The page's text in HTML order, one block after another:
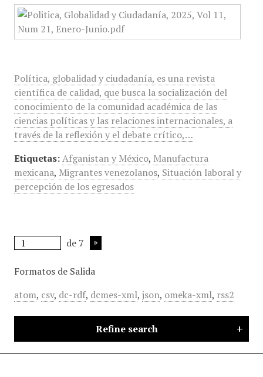
Política, globalidad y ciudadanía, es una revista
científica de calidad, que busca la socialización del
conocimiento de la comunidad académica de las
ciencias políticas y las relaciones internacionales, a
través de la reflexión y el debate crítico,…
Etiquetas: Afganistan y México, Manufactura
mexicana, Migrantes venezolanos, Situación laboral y
percepción de los egresados
de 7
Formatos de Salida
atom, csv, dc-rdf, dcmes-xml, json, omeka-xml, rss2
Refine search